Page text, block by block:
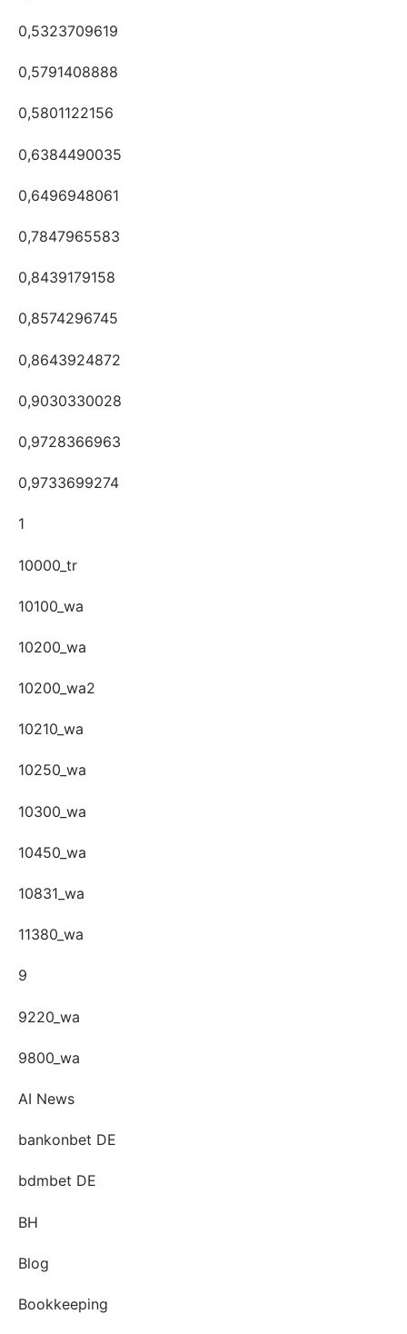
0,5323709619
0,5791408888
0,5801122156
0,6384490035
0,6496948061
0,7847965583
0,8439179158
0,8574296745
0,8643924872
0,9030330028
0,9728366963
0,9733699274
1
10000_tr
10100_wa
10200_wa
10200_wa2
10210_wa
10250_wa
10300_wa
10450_wa
10831_wa
11380_wa
9
9220_wa
9800_wa
AI News
bankonbet DE
bdmbet DE
BH
Blog
Bookkeeping